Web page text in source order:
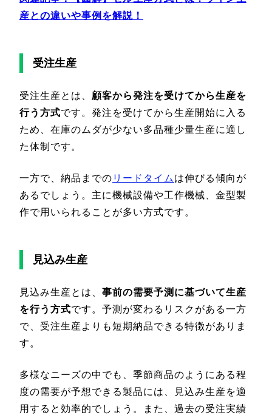
産との違いや事例を解説！
受注生産
受注生産とは、 顧客から発注を受けてから生産を
行う方式です。発注を受けてから生産開始に入る
ため、在庫のムダが少ない多品種少量生産に適し
た体制です。
一方で、納品までの リードタイム は伸びる傾向が
あるでしょう。主に機械設備や工作機械、金型製
作で用いられることが多い方式です。
見込み生産
見込み生産とは、 事前の需要予測に基づいて生産
を行う方式です。予測が変わるリスクがある一方
で、受注生産よりも短期納品できる特徴がありま
す。
多様なニーズの中でも、季節商品のようにある程
度の需要が予想できる製品には、見込み生産を適
用すると効率的でしょう。また、過去の受注実績